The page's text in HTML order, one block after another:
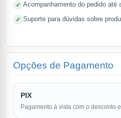
Acompanhamento do pedido até
Suporte para dúvidas sobre
Opções de Pagamento
PIX
Pagamento à vista com o desconto